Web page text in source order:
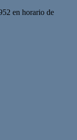
en horario de